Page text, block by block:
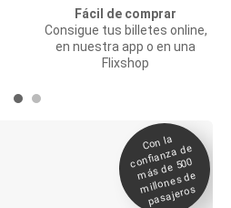
Fácil de comprar
Consigue tus billetes online,
en nuestra app o en una
Flixshop
Con la
confianza de
más de 500
millones de
pasajeros